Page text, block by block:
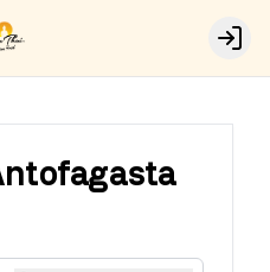
Login